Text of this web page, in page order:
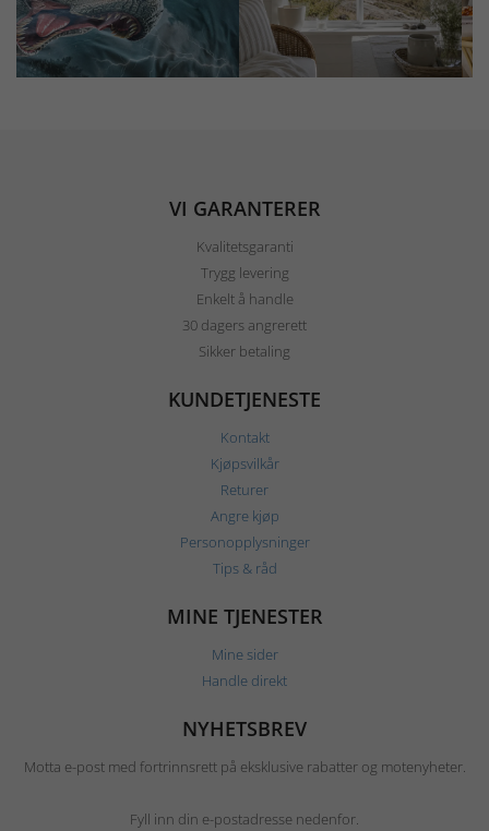
VI GARANTERER
Kvalitetsgaranti
Trygg levering
Enkelt å handle
30 dagers angrerett
Sikker betaling
KUNDETJENESTE
Kontakt
Kjøpsvilkår
Returer
Angre kjøp
Personopplysninger
Tips & råd
MINE TJENESTER
Mine sider
Handle direkt
NYHETSBREV
Motta e-post med fortrinnsrett på eksklusive rabatter og motenyheter.
Fyll inn din e-postadresse nedenfor.